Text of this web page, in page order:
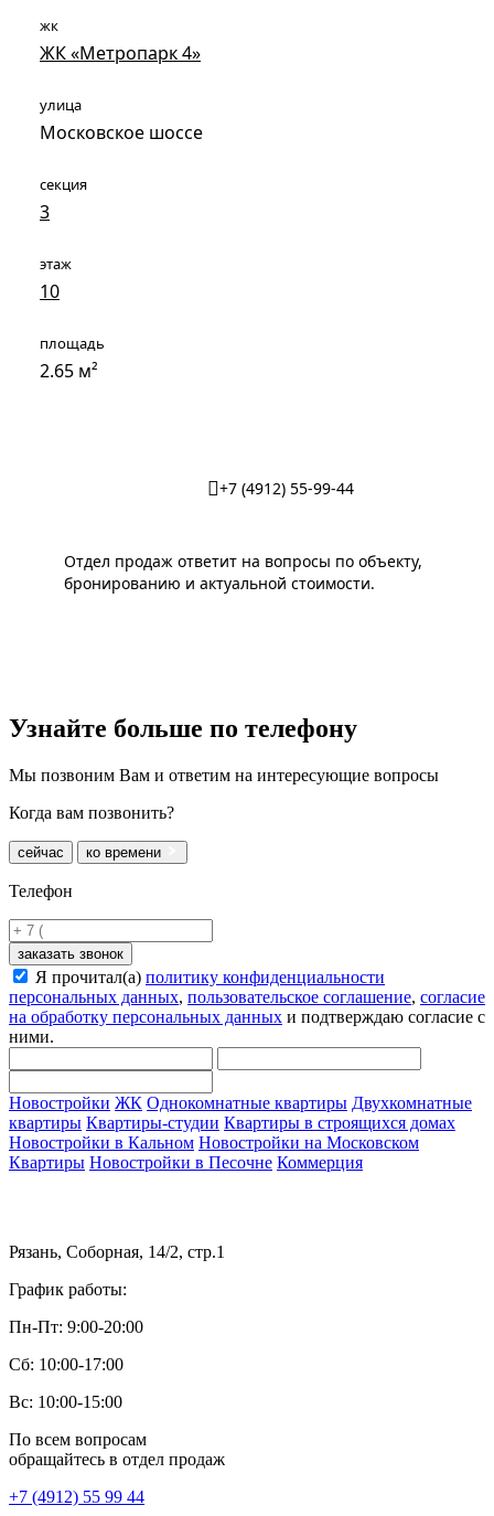
жк
ЖК «Метропарк 4»
улица
Московское шоссе
секция
3
этаж
10
площадь
2.65 м²
+7 (4912) 55-99-44
Отдел продаж ответит на вопросы по объекту,
бронированию и актуальной стоимости.
Узнайте больше по телефону
Мы позвоним Вам и ответим на интересующие вопросы
Когда вам позвонить?
сейчас ко времени
Телефон
заказать звонок
Я прочитал(а) политику конфиденциальности
персональных данных, пользовательское соглашение, согласие
на обработку персональных данных и подтверждаю согласие с
ними.
Новостройки ЖК Однокомнатные квартиры Двухкомнатные
квартиры Квартиры-студии Квартиры в строящихся домах
Новостройки в Кальном Новостройки на Московском
Квартиры Новостройки в Песочне Коммерция
Рязань, Соборная, 14/2, стр.1
График работы:
Пн-Пт: 9:00-20:00
Сб: 10:00-17:00
Вс: 10:00-15:00
По всем вопросам
обращайтесь в отдел продаж
+7 (4912) 55 99 44